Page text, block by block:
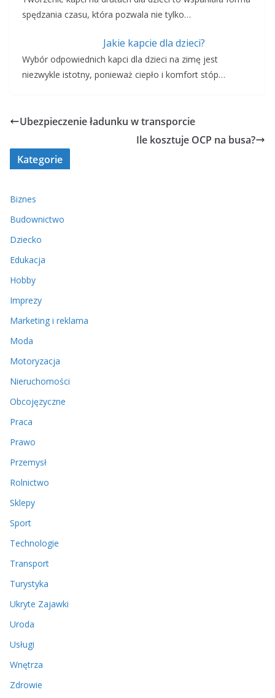
spędzania czasu, która pozwala nie tylko…
Jakie kapcie dla dzieci?
Wybór odpowiednich kapci dla dzieci na zimę jest
niezwykle istotny, ponieważ ciepło i komfort stóp…
Ubezpieczenie ładunku w transporcie
Ile kosztuje OCP na busa?
Kategorie
Biznes
Budownictwo
Dziecko
Edukacja
Hobby
Imprezy
Marketing i reklama
Moda
Motoryzacja
Nieruchomości
Obcojęzyczne
Praca
Prawo
Przemysł
Rolnictwo
Sklepy
Sport
Technologie
Transport
Turystyka
Ukryte Zajawki
Uroda
Usługi
Wnętrza
Zdrowie